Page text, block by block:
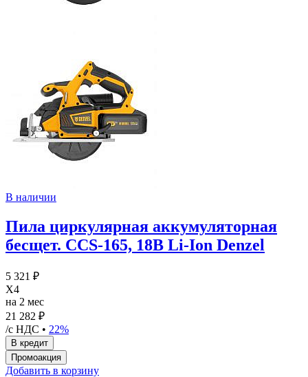
В наличии
Пила циркулярная аккумуляторная
бесщет. CCS-165, 18В Li-Ion Denzel
5 321 ₽
X4
на 2 мес
21 282 ₽
/с НДС • 22%
Добавить в корзину